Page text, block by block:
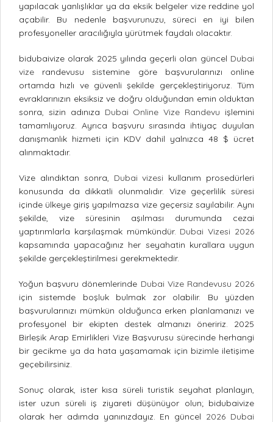
yapılacak yanlışlıklar ya da eksik belgeler vize reddine yol
açabilir. Bu nedenle başvurunuzu, süreci en iyi bilen
profesyoneller aracılığıyla yürütmek faydalı olacaktır.
bidubaivize olarak 2025 yılında geçerli olan güncel Dubai
vize randevusu sistemine göre başvurularınızı online
ortamda hızlı ve güvenli şekilde gerçekleştiriyoruz. Tüm
evraklarınızın eksiksiz ve doğru olduğundan emin olduktan
sonra, sizin adınıza Dubai Online Vize Randevu işlemini
tamamlıyoruz. Ayrıca başvuru sırasında ihtiyaç duyulan
danışmanlık hizmeti için KDV dahil yalnızca 48 $ ücret
alınmaktadır.
Vize alındıktan sonra, Dubai vizesi kullanım prosedürleri
konusunda da dikkatli olunmalıdır. Vize geçerlilik süresi
içinde ülkeye giriş yapılmazsa vize geçersiz sayılabilir. Aynı
şekilde, vize süresinin aşılması durumunda cezai
yaptırımlarla karşılaşmak mümkündür. Dubai Vizesi 2026
kapsamında yapacağınız her seyahatin kurallara uygun
şekilde gerçekleştirilmesi gerekmektedir.
Yoğun başvuru dönemlerinde Dubai Vize Randevusu 2026
için sistemde boşluk bulmak zor olabilir. Bu yüzden
başvurularınızı mümkün olduğunca erken planlamanızı ve
profesyonel bir ekipten destek almanızı öneririz. 2025
Birleşik Arap Emirlikleri Vize Başvurusu sürecinde herhangi
bir gecikme ya da hata yaşamamak için bizimle iletişime
geçebilirsiniz.
Sonuç olarak, ister kısa süreli turistik seyahat planlayın,
ister uzun süreli iş ziyareti düşünüyor olun; bidubaivize
olarak her adımda yanınızdayız. En güncel 2026 Dubai